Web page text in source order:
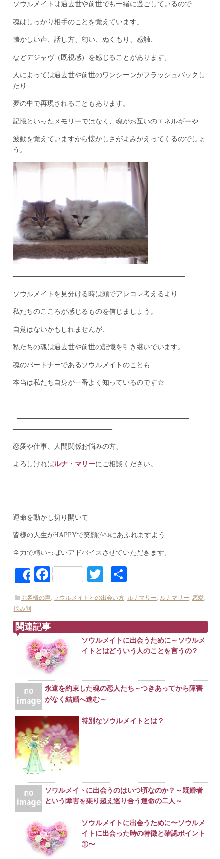
ソウルメイトは過去世や前世でも一緒に過ごしているので、
魂はしっかり相手のことを覚えています。
懐かしい声、話し方、匂い、ぬくもり、感触、
などデジャヴ（既視感）を感じることがあります。
人によっては過去世や前世のワンシーンがフラッシュバックし
たり
夢の中で再現されることもあります。
記憶といったメモリーではなく、魂がお互いのエネルギーや
波動を覚えていますから懐かしさがよみがえってくるのでしょ
う。
————————————–————————————–
ソウルメイトを見分ける時は頭でアレコレ考えるより
私たちのこころが感じるものを信じましょう。
自覚はないかもしれませんが、
私たちの魂は過去世や前世の記憶を引き継いでいます。
魂のパートナーであるソウルメイトのことも
本当は私たち自身が一番よく知っているのです☆
————————————–————————————–
———————–———————
恋愛や仕事、人間関係お悩みの方、
よろしければルナ・マリーにご相談ください。
運命を動かし切り開いて
皆様の人生がHAPPYで笑顔(^^♪にあふれますよう
全力で精いっぱいアドバイスさせていただきます。
ShareFacebook Twitter
お客様の声, ソウルメイトとの出会い方, ルナマリー, ルナマリー, 恋愛,
悩み別
関連記事
ソウルメイトに出会うために～ソウルメ
イトとはどういう人のことを言うの？
永遠を約束した魂の恋人たち～つきあってから障害
がなく結婚へ進む～
特別なソウルメイトとは？
ソウルメイトに出会うのはいつ頃なのか？～既婚者
という障害を乗り超え巡り合う運命の二人～
ソウルメイトに出会うために〜ソウルメ
イトに出会った時の特徴と確認ポイント
①〜